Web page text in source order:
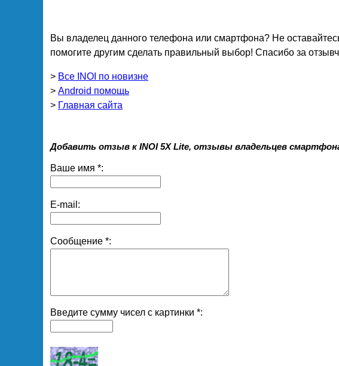
Вы владелец данного телефона или смартфона? Не
помогите другим сделать правильный выбор! Спасибо за
> Все INOI по новизне
> Android помощь
> Главная сайта
Добавить отзыв к INOI 5X Lite, отзывы владельцев
Ваше имя *:
E-mail:
Сообщение *:
Введите сумму чисел с картинки *: